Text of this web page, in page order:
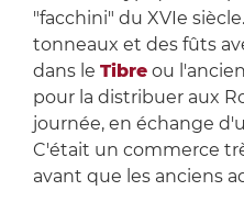
"facchini" du XVIe
tonneaux et des fûts
dans le Tibreou
pour la distribuer aux
journée, en échange
C'était un commerce
avant que les anciens